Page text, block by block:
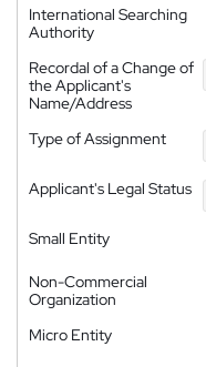
International Searching
Authority
Recordal of a Change of
the Applicant's
Name/Address
Type of Assignment
Applicant's Legal Status
Small Entity
Non-Commercial
Organization
Micro Entity